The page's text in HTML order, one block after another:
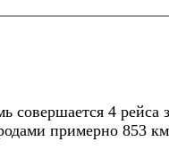
совершается 4
примерно 853